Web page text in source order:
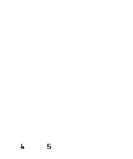
Pagina
4 Pagina
5